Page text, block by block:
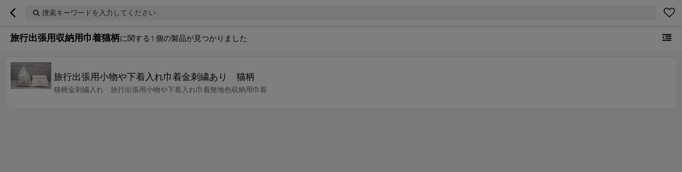
捜索キーワードを入力してください
旅行出張用収納用巾着猫柄に関する1 個の製品が見つかりました
旅行出張用小物や下着入れ巾着金刺繍あり 猫柄
猫柄金刺繍入れ 旅行出張用小物や下着入れ巾着無地色収納用巾着